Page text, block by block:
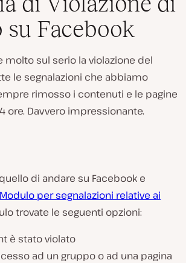
Facebook
molto sul serio la violazione del
le segnalazioni che abbiamo
rimosso i contenuti e le pagine
ore. Davvero impressionante.
di andare su Facebook e
Modulo per segnalazioni relative ai
trovate le seguenti opzioni:
è stato violato
ad un gruppo o ad una pagina